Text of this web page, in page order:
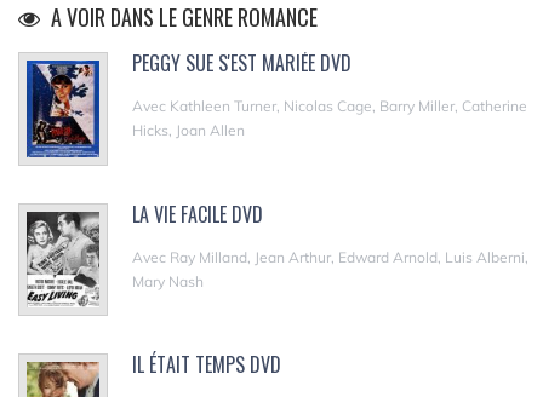
A VOIR DANS LE GENRE ROMANCE
PEGGY SUE S'EST MARIÉE DVD
Avec Kathleen Turner, Nicolas Cage, Barry Miller, Catherine
Hicks, Joan Allen
LA VIE FACILE DVD
Avec Ray Milland, Jean Arthur, Edward Arnold, Luis Alberni,
Mary Nash
IL ÉTAIT TEMPS DVD